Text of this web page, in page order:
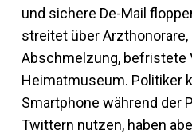
und sichere De-Mail
streitet über Arzthonorare,
Abschmelzung, befristete
Heimatmuseum. Politiker
Smartphone während der
Twittern nutzen, haben